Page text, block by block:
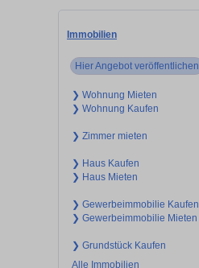
Immobilien
Hier Angebot veröffentlichen
❯ Wohnung Mieten
❯ Wohnung Kaufen
❯ Zimmer mieten
❯ Haus Kaufen
❯ Haus Mieten
❯ Gewerbeimmobilie Kaufen
❯ Gewerbeimmobilie Mieten
❯ Grundstück Kaufen
Alle Immobilien